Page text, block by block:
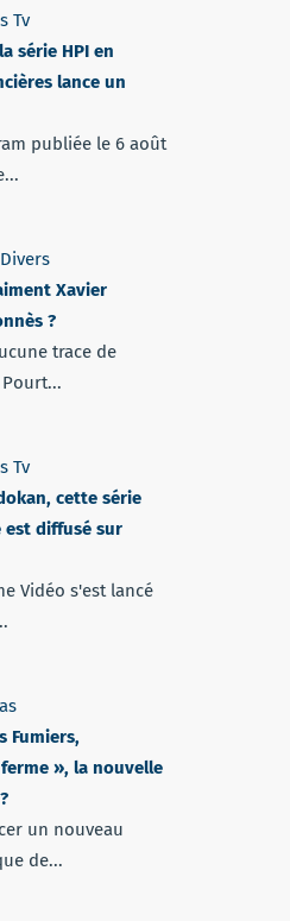
Tv
série HPI en
lance un
publiée le 6 août
Xavier
?
trace de
Tv
cette série
est diffusé sur
Vidéo s'est lancé
Fumiers,
», la nouvelle
un nouveau
de...